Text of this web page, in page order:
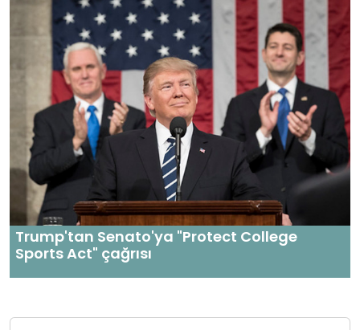
Trump'tan Senato'ya "Protect College
Sports Act" çağrısı